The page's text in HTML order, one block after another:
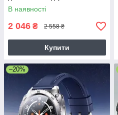
Smart Watch Remax
WATCH30 AMOLED GPS
В наявності
2 046 ₴ 2 558 ₴
Купити
–20%